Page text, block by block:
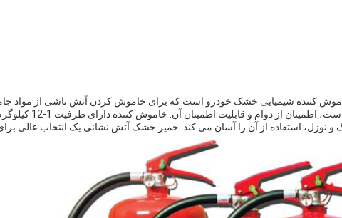
و نوزل، استفاده از آن را آسان می کند. خمیر خشک آتش نشانی یک انتخاب عالی